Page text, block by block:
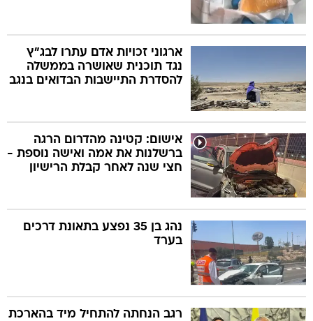
ארגוני זכויות אדם עתרו לבג"ץ
נגד תוכנית שאושרה בממשלה
להסדרת התיישבות הבדואים בנגב
אישום: קטינה מהדרום הרגה
ברשלנות את אמה ואישה נוספת -
חצי שנה לאחר קבלת הרישיון
נהג בן 35 נפצע בתאונת דרכים
בערד
רגב הנחתה להתחיל מיד בהארכת